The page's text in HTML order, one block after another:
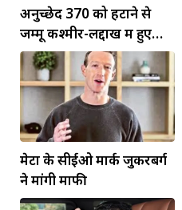
अनुच्छेद 370 को हटाने से
जम्मू कश्मीर-लद्दाख में हुए
व्यापक बदलाव: PM मोदी
मेटा के सीईओ मार्क जुकरबर्ग
ने मांगी माफी